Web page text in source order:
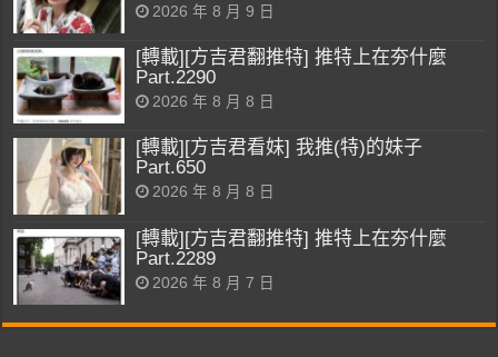
2026 年 8 月 9 日
[轉載][方吉君翻推特] 推特上在夯什麼
Part.2290
2026 年 8 月 8 日
[轉載][方吉君看妹] 我推(特)的妹子
Part.650
2026 年 8 月 8 日
[轉載][方吉君翻推特] 推特上在夯什麼
Part.2289
2026 年 8 月 7 日